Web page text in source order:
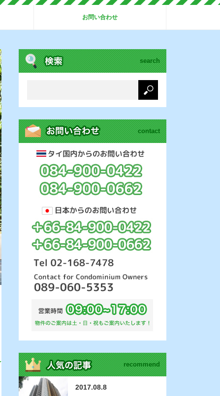
お問い合わせ
search
contact
recommend
2017.08.8